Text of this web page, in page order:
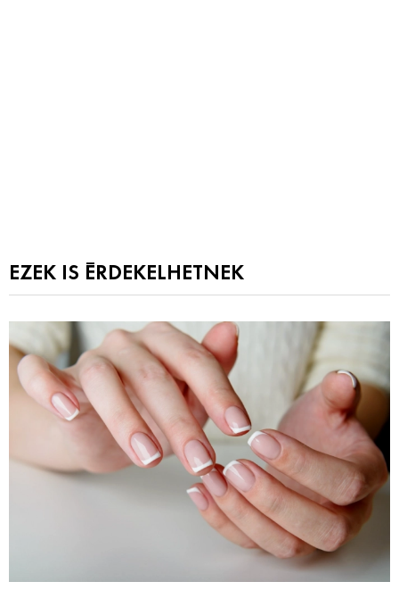
EZEK IS ÉRDEKELHETNEK